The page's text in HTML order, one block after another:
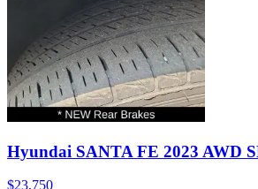
Hyundai SANTA FE 2023 AWD
$23,750